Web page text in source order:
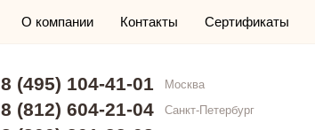
О компании Контакты Сертификаты
8 (495) 104-41-01 Москва
8 (812) 604-21-04 Санкт-Петербург